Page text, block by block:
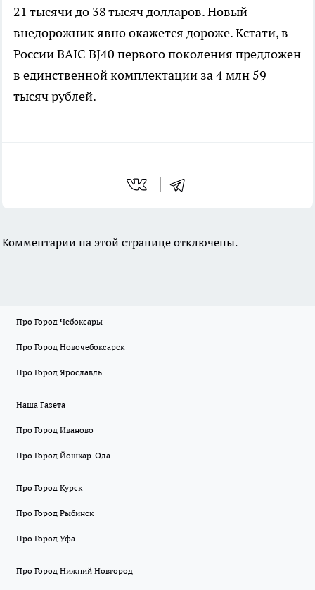
21 тысячи до 38 тысяч долларов. Новый
внедорожник явно окажется дороже. Кстати, в
России BAIC BJ40 первого поколения предложен
в единственной комплектации за 4 млн 59
тысяч рублей.
Комментарии на этой странице отключены.
Про Город Чебоксары
Про Город Новочебоксарск
Про Город Ярославль
Наша Газета
Про Город Иваново
Про Город Йошкар-Ола
Про Город Курск
Про Город Рыбинск
Про Город Уфа
Про Город Нижний Новгород